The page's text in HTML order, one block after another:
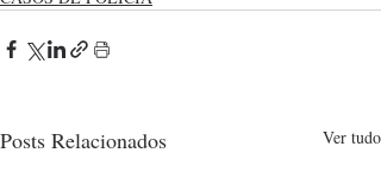
Posts Relacionados Ver tudo